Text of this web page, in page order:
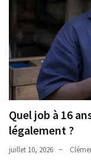
Quel job à 16
légalement ?
juillet 10, 2026